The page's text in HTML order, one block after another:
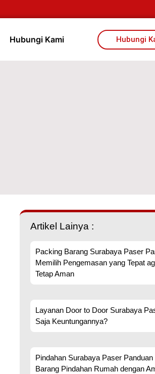
Hubungi Kami Hubungi
Artikel Lainya :
Packing Barang Surabaya Paser
Memilih Pengemasan yang Tepat
Tetap Aman
Layanan Door to Door Surabaya
Saja Keuntungannya?
Pindahan Surabaya Paser
Barang Pindahan Rumah dengan